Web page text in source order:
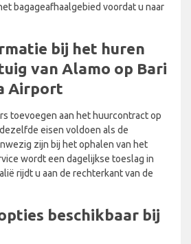
bagageafhaalgebied voordat u naar
bij het huren
van Alamo op Bari
Airport
toevoegen aan het huurcontract op
eisen voldoen als de
zijn bij het ophalen van het
wordt een dagelijkse toeslag in
rijdt u aan de rechterkant van de
beschikbaar bij